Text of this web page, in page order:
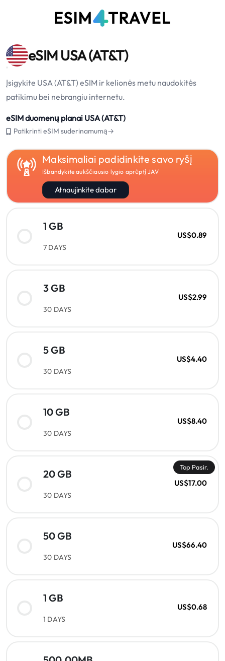
eSIM USA (AT&T)
Įsigykite USA (AT&T) eSIM ir kelionės metu naudokitės
patikimu bei nebrangiu internetu.
eSIM duomenų planai USA (AT&T)
Patikrinti eSIM suderinamumą→
Maksimaliai padidinkite savo ryšį
Išbandykite aukščiausio lygio aprėptį JAV
Atnaujinkite dabar
1 GB
7 DAYS
US$0.89
3 GB
30 DAYS
US$2.99
5 GB
30 DAYS
US$4.40
10 GB
30 DAYS
US$8.40
Top Pasir.
20 GB
30 DAYS
US$17.00
50 GB
30 DAYS
US$66.40
1 GB
1 DAYS
US$0.68